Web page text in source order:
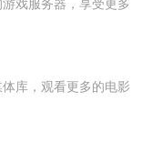
库，观看更多的电影